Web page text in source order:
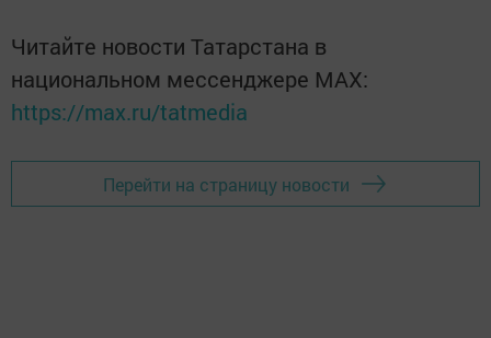
Читайте новости Татарстана в
национальном мессенджере MАХ:
https://max.ru/tatmedia
Перейти на страницу новости